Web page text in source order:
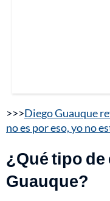
>>>Diego Guauque
no es por eso, yo no
¿Qué tipo
Guauque?